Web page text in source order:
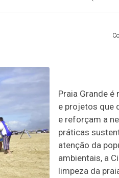
Praia Grande
e projetos que
e reforçam a
práticas
atenção da
ambientais, a
limpeza da